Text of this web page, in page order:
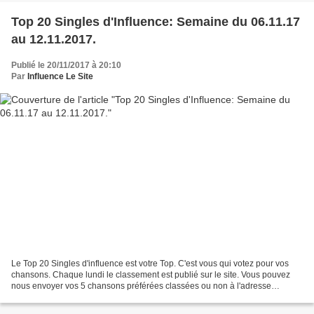
Top 20 Singles d'Influence: Semaine du 06.11.17
au 12.11.2017.
Publié le 20/11/2017 à 20:10
Par Influence Le Site
Le Top 20 Singles d'influence est votre Top. C'est vous qui votez pour vos
chansons. Chaque lundi le classement est publié sur le site. Vous pouvez
nous envoyer vos 5 chansons préférées classées ou non à l'adresse